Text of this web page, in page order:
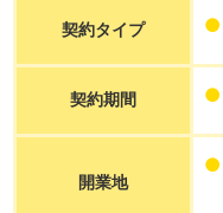
契約タイプ
契約期間
開業地